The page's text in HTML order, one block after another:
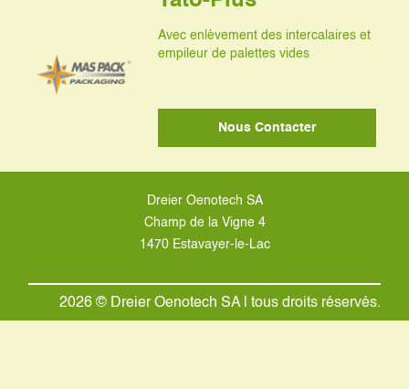
Avec enlèvement des intercalaires et
empileur de palettes vides
Nous Contacter
Dreier Oenotech SA
Champ de la Vigne 4
1470 Estavayer-le-Lac
2026 © Dreier Oenotech SA | tous droits réservés.